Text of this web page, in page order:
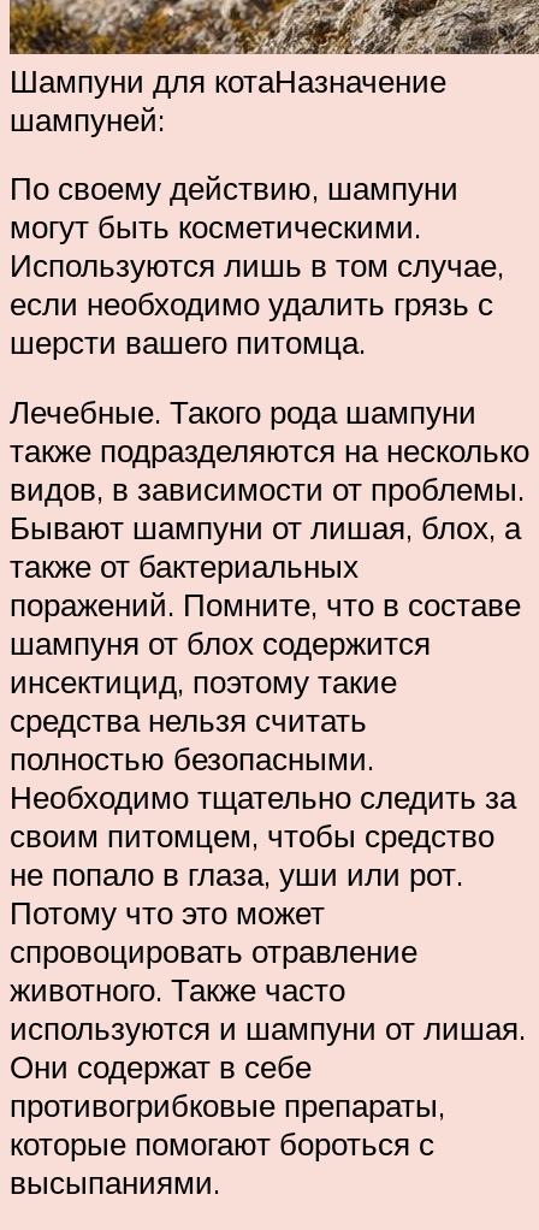
Шампуни для котаНазначение
шампуней:
По своему действию, шампуни
могут быть косметическими.
Используются лишь в том случае,
если необходимо удалить грязь с
шерсти вашего питомца.
Лечебные. Такого рода шампуни
также подразделяются на несколько
видов, в зависимости от проблемы.
Бывают шампуни от лишая, блох, а
также от бактериальных
поражений. Помните, что в составе
шампуня от блох содержится
инсектицид, поэтому такие
средства нельзя считать
полностью безопасными.
Необходимо тщательно следить за
своим питомцем, чтобы средство
не попало в глаза, уши или рот.
Потому что это может
спровоцировать отравление
животного. Также часто
используются и шампуни от лишая.
Они содержат в себе
противогрибковые препараты,
которые помогают бороться с
высыпаниями.